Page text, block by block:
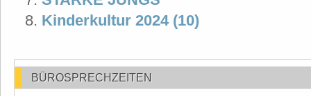
Kinderkultur 2024 (10)
BÜROSPRECHZEITEN